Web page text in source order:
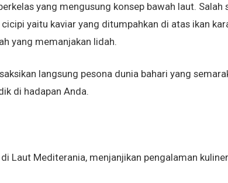
yang mengusung konsep bawah laut. Salah
yaitu kaviar yang ditumpahkan di atas ikan
yang memanjakan lidah.
langsung pesona dunia bahari yang
di hadapan Anda.
Laut Mediterania, menjanjikan pengalaman